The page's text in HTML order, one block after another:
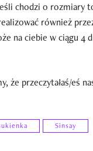
chodzi o rozmiary
również
na ciebie w ciągu 4
że przeczytałaś/eś
Sinsay